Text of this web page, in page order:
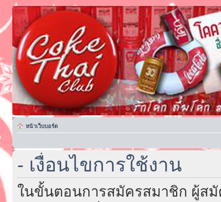
หน้าเว็บบอร์ด
- เงื่อนไขการใช้งาน
ในขั้นตอนการสมัครสมาชิก ผู้ส